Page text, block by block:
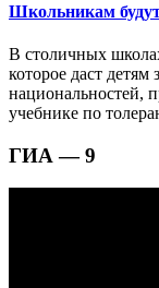
Школьникам
В столичных
которое даст
национальностей,
учебнике по
ГИА — 9